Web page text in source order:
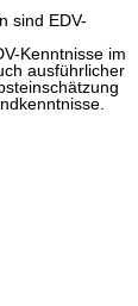
sind EDV-
Kenntnisse im
ausführlicher